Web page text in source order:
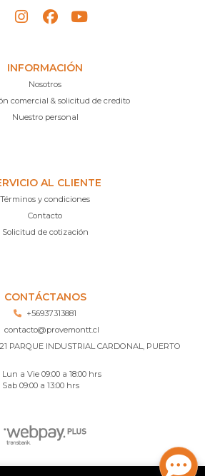
INFORMACIÓN
Nosotros
comercial & solicitud de credito
Nuestro personal
AL CLIENTE
Términos y condiciones
Contacto
Solicitud de cotización
CONTÁCTANOS
+56937313881
contacto@provemontt.cl
PARQUE INDUSTRIAL CARDONAL, PUERTO
Lun a Vie 09:00 a 18:00 hrs
Sab 09:00 a 13:00 hrs